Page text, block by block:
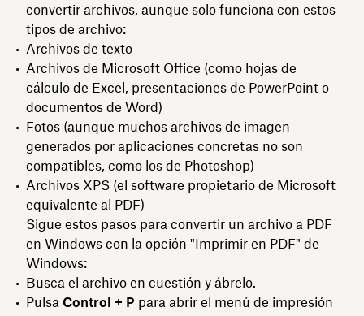
convertir archivos, aunque solo funciona con estos
tipos de archivo:
Archivos de texto
Archivos de Microsoft Office (como hojas de
cálculo de Excel, presentaciones de PowerPoint o
documentos de Word)
Fotos (aunque muchos archivos de imagen
generados por aplicaciones concretas no son
compatibles, como los de Photoshop)
Archivos XPS (el software propietario de Microsoft
equivalente al PDF)
Sigue estos pasos para convertir un archivo a PDF
en Windows con la opción "Imprimir en PDF" de
Windows:
Busca el archivo en cuestión y ábrelo.
Pulsa Control + P para abrir el menú de impresión